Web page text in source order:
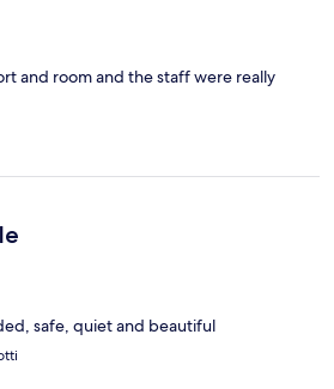
and room and the staff were really
safe, quiet and beautiful